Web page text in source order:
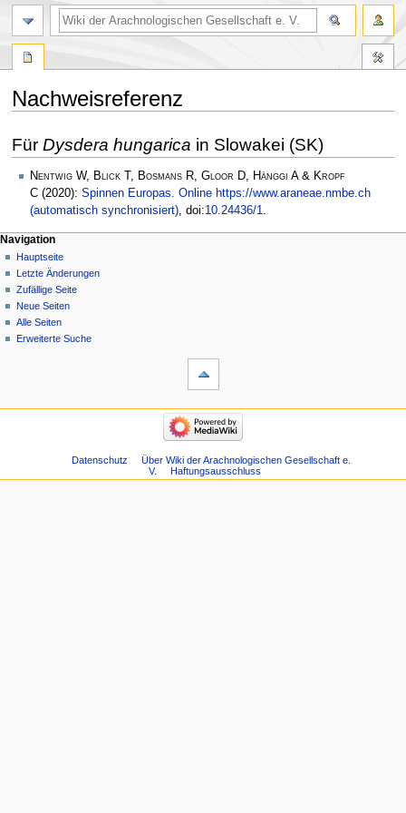
Nachweisreferenz
Navigation
springen
Suche
springen
Für Dysdera hungarica in Slowakei (SK)
Nentwig W, Blick T, Bosmans R, Gloor D, Hänggi A & Kropf
C (2020): Spinnen Europas. Online https://www.araneae.nmbe.ch
(automatisch synchronisiert), doi:10.24436/1.
Navigation
Hauptseite
Letzte Änderungen
Zufällige Seite
Neue Seiten
Alle Seiten
Erweiterte Suche
Datenschutz
Über Wiki der Arachnologischen Gesellschaft e.
V.
Haftungsausschluss